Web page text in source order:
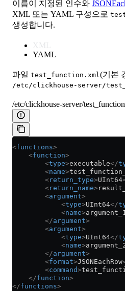
이름이 지정된 인수와
XML 또는 YAML 구성으로
생성합니다.
XML
YAML
파일 test_function.xml(기본
/etc/clickhouse-server/
/etc/clickhouse-server/
<functions>
    <
function>
        <
type>executable</
        <
name>
        <
return_type>UInt64
        <
return_name>
        <
argument>
            <
type>UInt64</
            <
name>
        </
argument>
        <
argument>
            <
type>UInt64</
            <
name>
        </
argument>
        <
format>JSONEachRow
        <
command>
    </
function>
</functions>